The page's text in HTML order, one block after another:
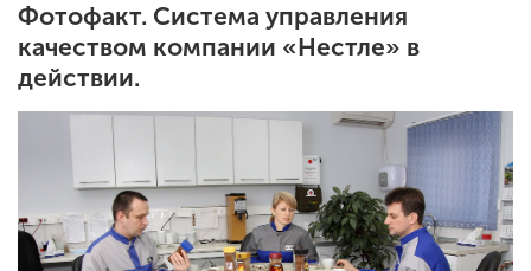
Фотофакт. Система управления
качеством компании «Нестле» в
действии.